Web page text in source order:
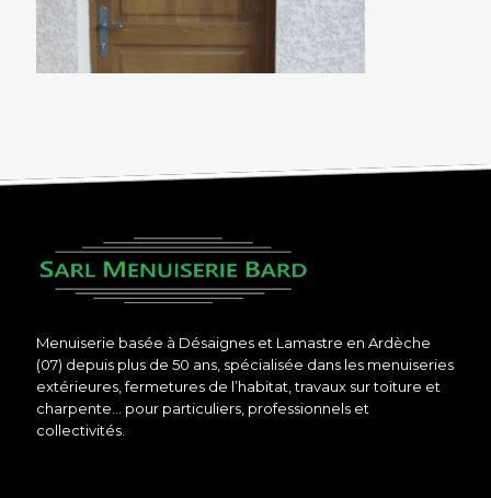
Menuiserie basée à Désaignes et Lamastre en Ardèche
(07) depuis plus de 50 ans, spécialisée dans les menuiseries
extérieures, fermetures de l’habitat, travaux sur toiture et
charpente… pour particuliers, professionnels et
collectivités.